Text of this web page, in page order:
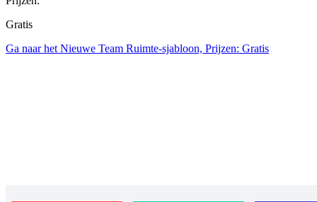
Gratis
Ga naar het Nieuwe Team Ruimte-sjabloon, Prijzen: Gratis